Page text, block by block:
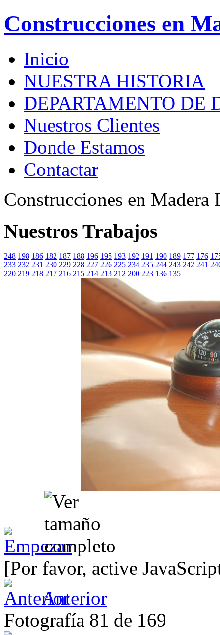
Construcciones en
Inicio
NUESTRA HISTORIA
DEPARTAMENTO DE
Nuestros Clientes
Donde Estamos
Contactar
Construcciones en Madera
Nuestros Trabajos
248 198 186 182 187 188 196 195 193 192 191 190 189 177 176
233 232 231 230 229 228 227 226 225 234 235 244 243 242 241
220 219 218 217 216 215 214 213 212 200 223 136 135
[Por favor, active
Anterior
Fotografía 81 de 169